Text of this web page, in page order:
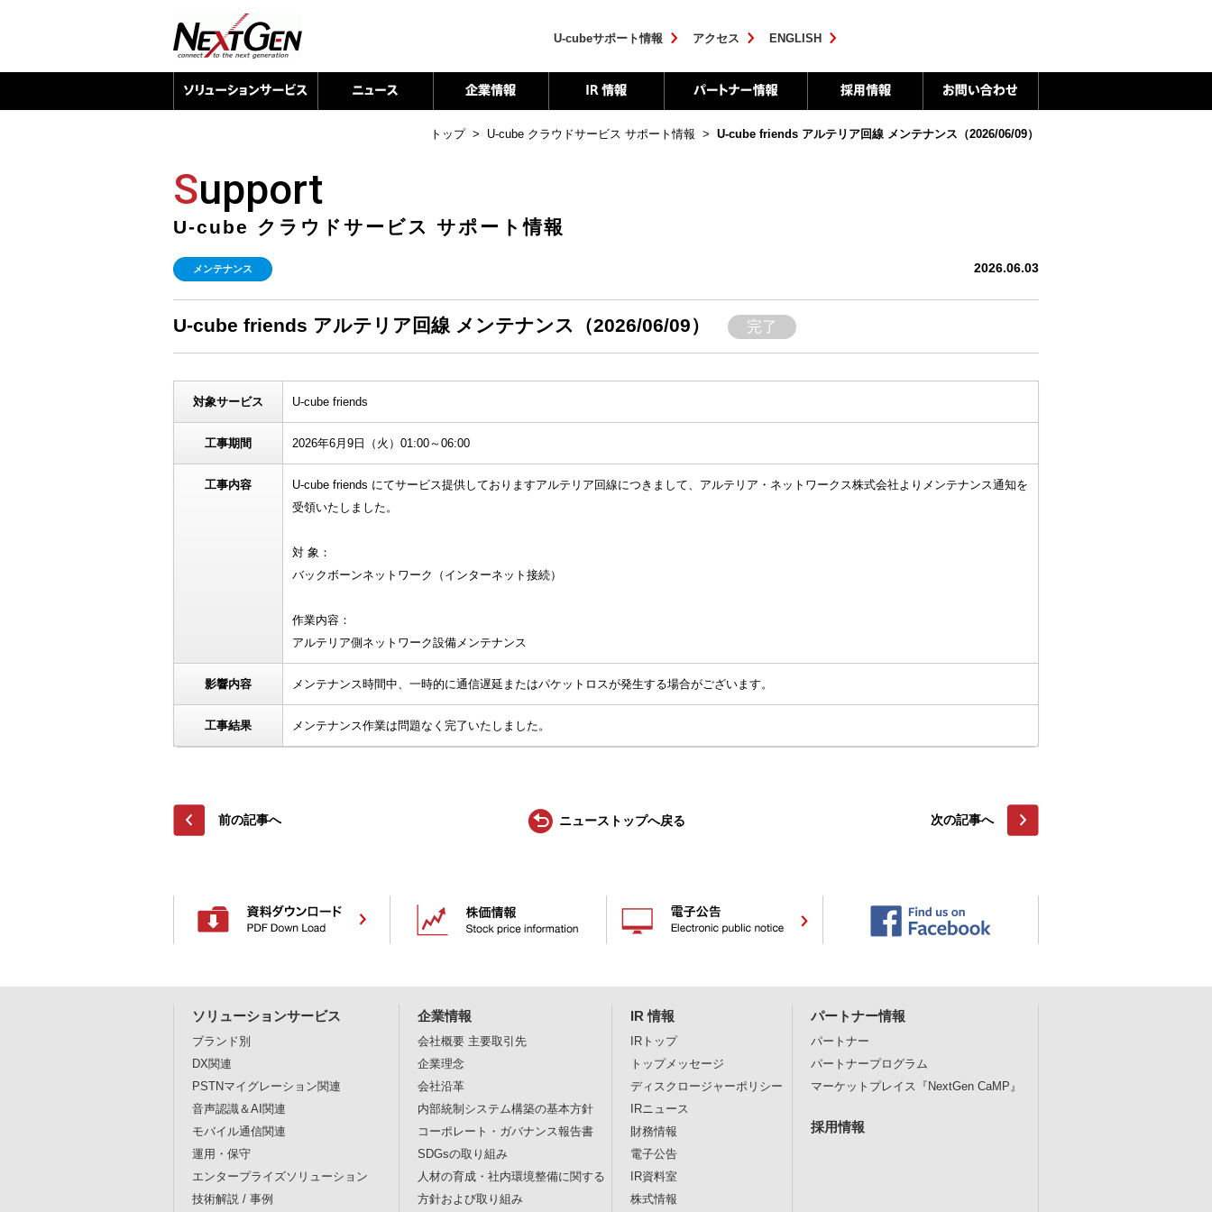
U-cubeサポート情報 アクセス ENGLISH
トップ > U-cube クラウドサービス サポート情報 > U-cube friends アルテリア回線 メンテナンス（2026/06/09）
Support
U-cube クラウドサービス サポート情報
メンテナンス 2026.06.03
U-cube friends アルテリア回線 メンテナンス（2026/06/09） 完了
対象サービス U-cube friends
工事期間 2026年6月9日（火）01:00～06:00
工事内容
U-cube friends にてサービス提供しておりますアルテリア回線につきまして、アルテリア・ネットワークス株式会社よりメンテナンス通知を
受領いたしました。
対 象：
バックボーンネットワーク（インターネット接続）
作業内容：
アルテリア側ネットワーク設備メンテナンス
影響内容 メンテナンス時間中、一時的に通信遅延またはパケットロスが発生する場合がございます。
工事結果 メンテナンス作業は問題なく完了いたしました。
前の記事へ ニューストップへ戻る 次の記事へ
ソリューションサービス
ブランド別
DX関連
PSTNマイグレーション関連
音声認識＆AI関連
モバイル通信関連
運用・保守
エンタープライズソリューション
技術解説 / 事例
企業情報
会社概要 主要取引先
企業理念
会社沿革
内部統制システム構築の基本方針
コーポレート・ガバナンス報告書
SDGsの取り組み
人材の育成・社内環境整備に関する
方針および取り組み
IR 情報
IRトップ
トップメッセージ
ディスクロージャーポリシー
IRニュース
財務情報
電子公告
IR資料室
株式情報
パートナー情報
パートナー
パートナープログラム
マーケットプレイス 『NextGen CaMP』
採用情報